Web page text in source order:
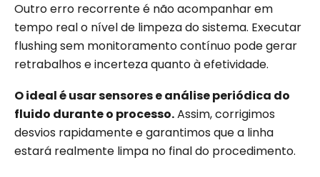
Outro erro recorrente é não acompanhar em
tempo real o nível de limpeza do sistema. Executar
flushing sem monitoramento contínuo pode gerar
retrabalhos e incerteza quanto à efetividade.
O ideal é usar sensores e análise periódica do
fluido durante o processo.Assim, corrigimos
desvios rapidamente e garantimos que a linha
estará realmente limpa no final do procedimento.